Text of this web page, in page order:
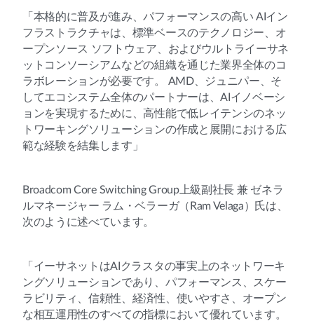
「本格的に普及が進み、パフォーマンスの高い AIイン
フラストラクチャは、標準ベースのテクノロジー、オ
ープンソース ソフトウェア、およびウルトライーサネ
ットコンソーシアムなどの組織を通じた業界全体のコ
ラボレーションが必要です。 AMD、ジュニパー、そ
してエコシステム全体のパートナーは、AIイノベーシ
ョンを実現するために、高性能で低レイテンシのネッ
トワーキングソリューションの作成と展開における広
範な経験を結集します」
Broadcom Core Switching Group上級副社長 兼 ゼネラ
ルマネージャー ラム・ベラーガ（Ram Velaga）氏は、
次のように述べています。
「イーサネットはAIクラスタの事実上のネットワーキ
ングソリューションであり、パフォーマンス、スケー
ラビリティ、信頼性、経済性、使いやすさ、オープン
な相互運用性のすべての指標において優れています。